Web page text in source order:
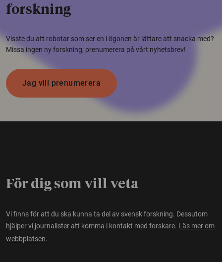
forskning
Visste du att robotar som ser en i ögonen är lättare att snacka med?
Missa ingen ny forskning, prenumerera på vårt nyhetsbrev!
Jag vill prenumerera
För dig som vill veta
Vi finns för att du ska kunna ta del av svensk forskning. Dessutom
hjälper vi journalister att komma i kontakt med forskare. Läs mer om
webbplatsen.